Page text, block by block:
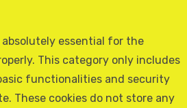
absolutely essential for the
This category only includes
functionalities and security
These cookies do not store any